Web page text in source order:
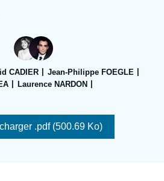
Se connecter
Recherches fréquentes
Proche-Orient
CADIER
Jean-Philippe FOEGLE
Laurence NARDON
.pdf (500.69 Ko)